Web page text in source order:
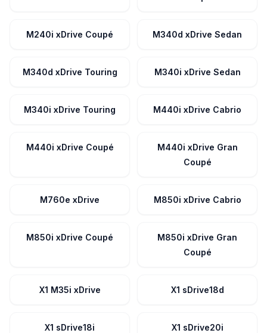
M240i xDrive Coupé M340d xDrive Sedan
M340d xDrive Touring M340i xDrive Sedan
M340i xDrive Touring M440i xDrive Cabrio
M440i xDrive Coupé
M440i xDrive Gran
Coupé
M760e xDrive M850i xDrive Cabrio
M850i xDrive Coupé
M850i xDrive Gran
Coupé
X1 M35i xDrive X1 sDrive18d
X1 sDrive18i X1 sDrive20i